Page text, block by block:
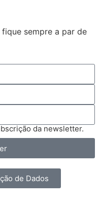
sempre a par de
da newsletter.
de Dados